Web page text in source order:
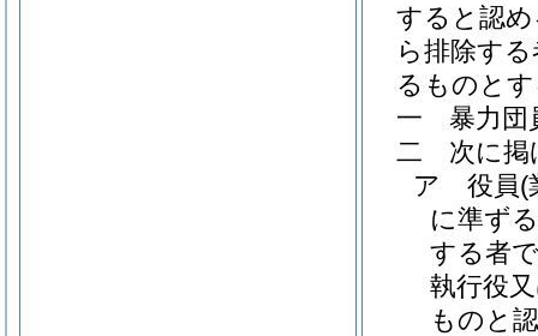
すると認
ら排除する
るものと
一
暴力団
二
次に
ア
役員(
に準ず
する者
執行役
ものと